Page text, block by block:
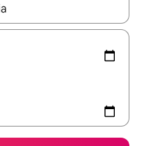
გახდება, ნავიგაციისთვის